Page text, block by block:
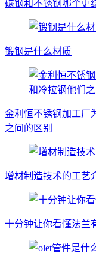
碳钢和不锈钢哪个更
锻钢是什么材质
金利恒不锈钢加工厂
之间的区别
增材制造技术的工艺
十分钟让你看懂法兰